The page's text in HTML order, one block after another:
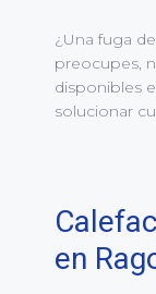
¿Una fuga
preocupes,
disponibles
solucionar
en